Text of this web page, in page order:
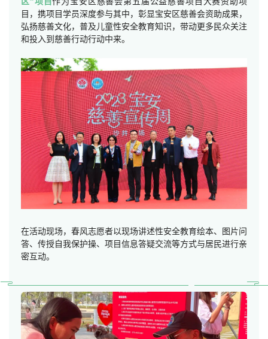
目，携项目学员深度参与其中，彰显宝安区慈善会资助成果，
弘扬慈善文化，普及儿童性安全教育知识，带动更多民众关注
和投入到慈善行动行动中来。
在活动现场，春风志愿者以现场讲述性安全教育绘本、图片问
答、传授自我保护操、项目信息答疑交流等方式与居民进行亲
密互动。